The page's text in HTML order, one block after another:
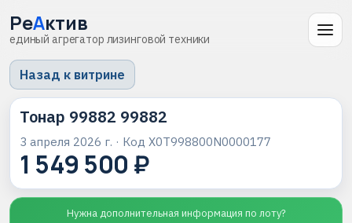
РеАктив
единый агрегатор лизинговой техники
Назад к витрине
Тонар 99882 99882
3 апреля 2026 г. · Код X0T998800N0000177
1 549 500 ₽
Нужна дополнительная информация по лоту?